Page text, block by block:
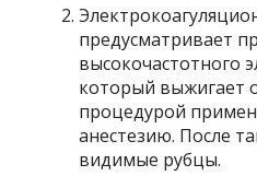
предусматривает
высокочастотного
который выжигает
процедурой
анестезию. После
видимые рубцы.